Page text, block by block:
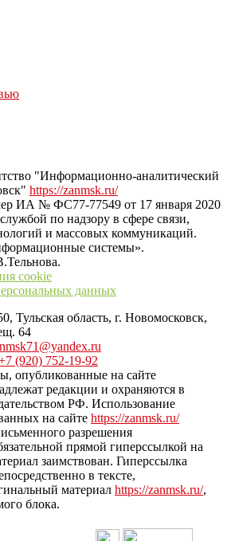
дня в Тульской области на сайте
"Информационно-аналитический
https://zanmsk.ru/
ИА № ФС77-77549 от 17 января 2020
по надзору в сфере связи,
и массовых коммуникаций.
системы».
cookie
данных
Тульская область, г. Новомосковск,
64
(920) 752-19-92
опубликованные на сайте
редакции и охраняются в
РФ. Использование
на сайте https://zanmsk.ru/
разрешения
прямой гиперссылкой на
заимствован. Гиперссылка
в тексте,
материал https://zanmsk.ru/,
блока.